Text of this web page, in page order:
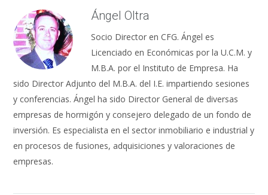
Ángel Oltra
Socio Director en CFG. Ángel es
Licenciado en Económicas por la U.C.M. y
M.B.A. por el Instituto de Empresa. Ha
sido Director Adjunto del M.B.A. del I.E. impartiendo sesiones
y conferencias. Ángel ha sido Director General de diversas
empresas de hormigón y consejero delegado de un fondo de
inversión. Es especialista en el sector inmobiliario e industrial y
en procesos de fusiones, adquisiciones y valoraciones de
empresas.